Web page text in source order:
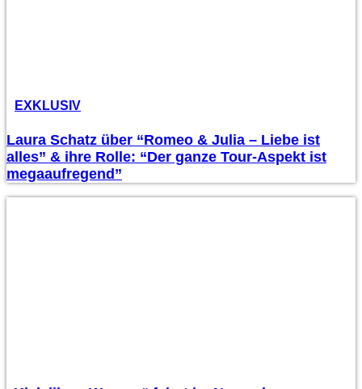
EXKLUSIV
Laura Schatz über “Romeo & Julia – Liebe ist
alles” & ihre Rolle: “Der ganze Tour-Aspekt ist
megaaufregend”